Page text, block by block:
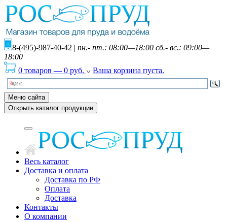
8-(495)-987-40-42 | пн.- пт.: 08:00—18:00 сб.- вс.: 09:00—
18:00
0 товаров — 0 руб. Ваша корзина пуста.
Меню сайта
Открыть каталог продукции
Весь каталог
Доставка и оплата
Доставка по РФ
Оплата
Доставка
Контакты
О компании